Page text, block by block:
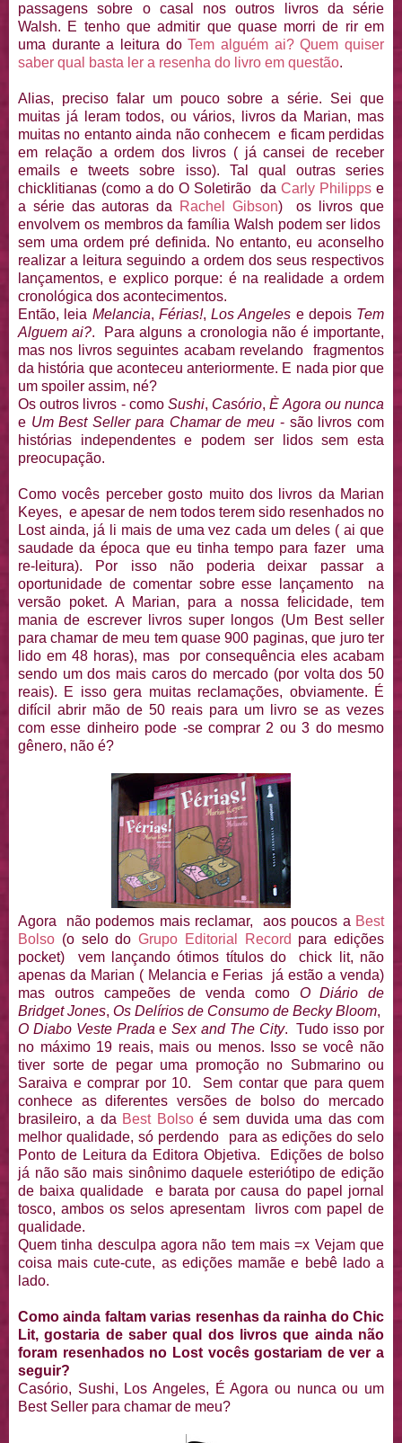
passagens sobre o casal nos outros livros da série
Walsh. E tenho que admitir que quase morri de rir em
uma durante a leitura doTem alguém ai? Quem quiser
saber qual basta ler a resenha do livro em questão.
Alias, preciso falar um pouco sobre a série. Sei que
muitas já leram todos, ou vários, livros da Marian, mas
muitas no entanto ainda não conhecem e ficam perdidas
em relação a ordem dos livros ( já cansei de receber
emails e tweets sobre isso). Tal qual outras series
chicklitianas (como a do O Soletirão da Carly Philipps e
a série das autoras da
Rachel Gibson) os livros que
envolvem os membros da família Walsh podem ser lidos
sem uma ordem pré definida. No entanto, eu aconselho
realizar a leitura seguindo a ordem dos seus respectivos
lançamentos, e explico porque: é na realidade a ordem
cronológica dos acontecimentos.
Então, leia Melancia, Férias!, Los Angeles e depois Tem
Alguem ai?. Para alguns a cronologia não é importante,
mas nos livros seguintes acabam revelando fragmentos
da história que aconteceu anteriormente. E nada pior que
um spoiler assim, né?
Os outros livros - como Sushi, Casório,È Agora ou nunca
e Um Best Seller para Chamar de meu - são livros com
histórias independentes e podem ser lidos sem esta
preocupação.
Como vocês perceber gosto muito dos livros da Marian
Keyes, e apesar de nem todos terem sido resenhados no
Lost ainda, já li mais de uma vez cada um deles ( ai que
saudade da época que eu tinha tempo para fazer uma
re-leitura). Por isso não poderia deixar passar a
oportunidade de comentar sobre esse lançamento na
versão poket. A Marian, para a nossa felicidade, tem
mania de escrever livros super longos (Um Best seller
para chamar de meu tem quase 900 paginas, que juro ter
lido em 48 horas), mas por consequência eles acabam
sendo um dos mais caros do mercado (por volta dos 50
reais). E isso gera muitas reclamações, obviamente. É
difícil abrir mão de 50 reais para um livro se as vezes
com esse dinheiro pode -se comprar 2 ou 3 do mesmo
gênero, não é?
Agora não podemos mais reclamar, aos poucos a Best
Bolso (o selo do Grupo Editorial Record para edições
pocket) vem lançando ótimos títulos do chick lit, não
apenas da Marian ( Melancia e Ferias já estão a venda)
mas outros campeões de venda como O Diário de
Bridget Jones, Os Delírios de Consumo de Becky Bloom,
O Diabo Veste Prada eSex and The City. Tudo isso por
no máximo 19 reais, mais ou menos. Isso se você não
tiver sorte de pegar uma promoção no Submarino ou
Saraiva e comprar por 10. Sem contar que para quem
conhece as diferentes versões de bolso do mercado
brasileiro, a da Best Bolsoé sem duvida uma das com
melhor qualidade, só perdendo para as edições do selo
Ponto de Leitura da Editora Objetiva. Edições de bolso
já não são mais sinônimo daquele esteriótipo de edição
de baixa qualidade e barata por causa do papel jornal
tosco, ambos os selos apresentam livros com papel de
qualidade.
Quem tinha desculpa agora não tem mais =x Vejam que
coisa mais cute-cute, as edições mamãe e bebê lado a
lado.
Como ainda faltam varias resenhas da rainha do Chic
Lit, gostaria de saber qual dos livros que ainda não
foram resenhados no Lost vocês gostariam de ver a
seguir?
Casório, Sushi, Los Angeles, É Agora ou nunca ou um
Best Seller para chamar de meu?